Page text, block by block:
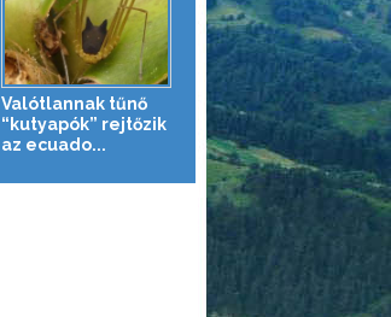
Valótlannak tűnő
“kutyapók” rejtőzik
az ecuado...